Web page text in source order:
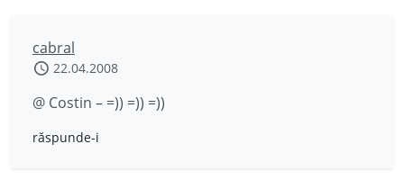
cabral
22.04.2008
@ Costin – =)) =)) =))
răspunde-i